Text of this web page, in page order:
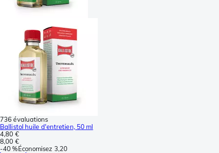
736 évaluations
Ballistol huile d'entretien, 50 ml
4,80 €
8,00 €
-40 %Économisez 3,20